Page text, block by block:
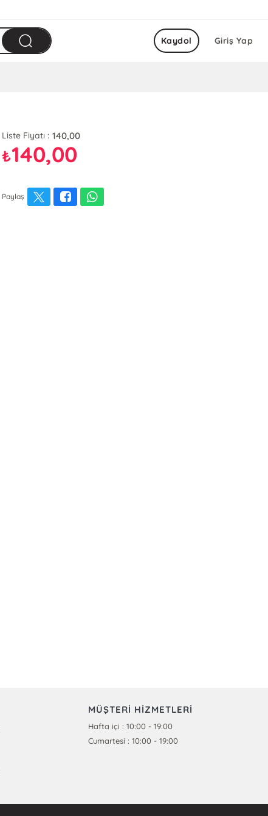
Giriş Yap
Kaydol
Liste Fiyatı : 140,00
₺140,00
Paylaş
MÜŞTERİ HİZMETLERİ
Hafta içi : 10:00 - 19:00
Cumartesi : 10:00 - 19:00